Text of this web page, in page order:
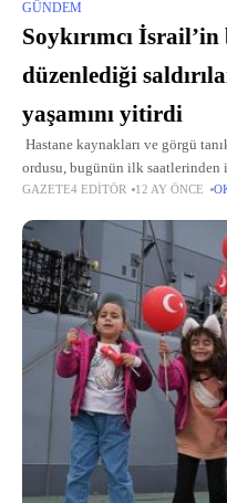
GÜNDEM
Soykırımcı
düzenlediği
yaşamını yitirdi
Hastane kaynakları ve görgü
ordusu, bugünün ilk saatlerinden
zorla yerinden edilen Filistinlilerin
GAZETE4 EDITÖR 12 AY ÖNCE